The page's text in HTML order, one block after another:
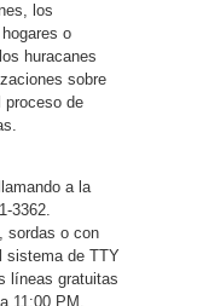
los
o
huracanes
sobre
de
a la
3362.
sordas o con
sistema de TTY
líneas gratuitas
11:00 PM.